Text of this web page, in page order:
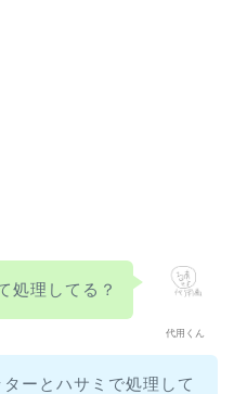
代用くん
処理してる？
ーとハサミで処理して